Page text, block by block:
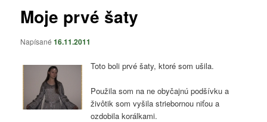
Moje prvé šaty
Napísané16.11.2011
Toto boli prvé šaty, ktoré som ušila.
Použila som na ne obyčajnú podšívku a
živôtik som vyšila striebornou niťou a
ozdobila korálkami.